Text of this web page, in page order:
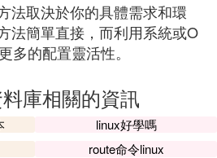
法取決於你的具體需求和環
法簡單直接，而利用系統或O
多的配置靈活性。
庫相關的資訊
linux好學嗎
route命令linux